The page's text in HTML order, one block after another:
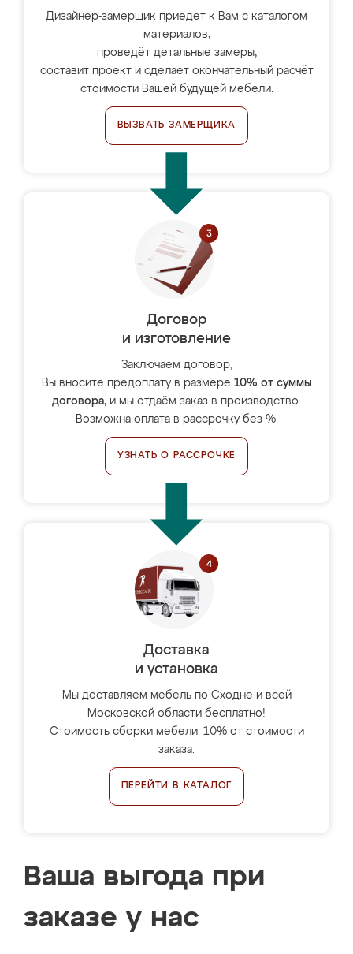
Дизайнер-замерщик приедет к Вам с каталогом
материалов,
проведёт детальные замеры,
составит проект и сделает окончательный расчёт
стоимости Вашей будущей мебели.
ВЫЗВАТЬ ЗАМЕРЩИКА
Договор
и изготовление
Заключаем договор,
Вы вносите предоплату в размере 10% от суммы
договора, и мы отдаём заказ в производство.
Возможна оплата в рассрочку без %.
УЗНАТЬ О РАССРОЧКЕ
Доставка
и установка
Мы доставляем мебель по Сходне и всей
Московской области бесплатно!
Стоимость сборки мебели: 10% от стоимости
заказа.
ПЕРЕЙТИ В КАТАЛОГ
Ваша выгода при
заказе у нас